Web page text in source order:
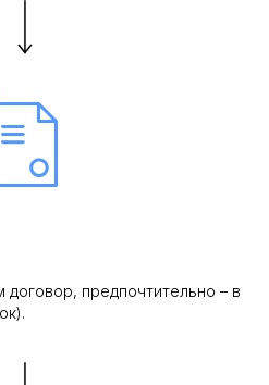
предпочтительно – в